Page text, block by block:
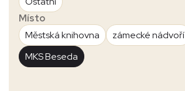
Místo
Městská knihovna
zámecké nádvoří
MKS Beseda